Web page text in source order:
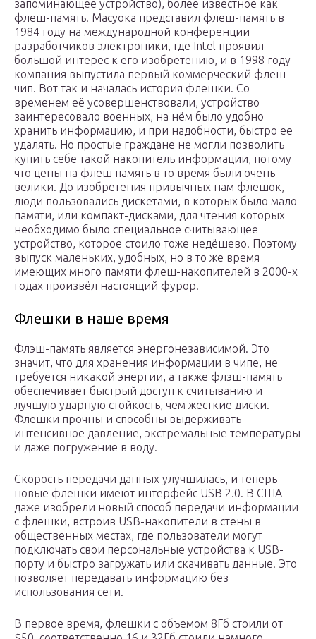
запоминающее устройство), более известное как
флеш-память. Масуока представил флеш-память в
1984 году на международной конференции
разработчиков электроники, где Intel проявил
большой интерес к его изобретению, и в 1998 году
компания выпустила первый коммерческий флеш-
чип. Вот так и началась история флешки. Со
временем её усовершенствовали, устройство
заинтересовало военных, на нём было удобно
хранить информацию, и при надобности, быстро ее
удалять. Но простые граждане не могли позволить
купить себе такой накопитель информации, потому
что цены на флеш память в то время были очень
велики. До изобретения привычных нам флешок,
люди пользовались дискетами, в которых было мало
памяти, или компакт-дисками, для чтения которых
необходимо было специальное считывающее
устройство, которое стоило тоже недёшево. Поэтому
выпуск маленьких, удобных, но в то же время
имеющих много памяти флеш-накопителей в 2000-х
годах произвёл настоящий фурор.
Флешки в наше время
Флэш-память является энергонезависимой. Это
значит, что для хранения информации в чипе, не
требуется никакой энергии, а также флэш-память
обеспечивает быстрый доступ к считыванию и
лучшую ударную стойкость, чем жесткие диски.
Флешки прочны и способны выдерживать
интенсивное давление, экстремальные температуры
и даже погружение в воду.
Скорость передачи данных улучшилась, и теперь
новые флешки имеют интерфейс USB 2.0. В США
даже изобрели новый способ передачи информации
с флешки, встроив USB-накопители в стены в
общественных местах, где пользователи могут
подключать свои персональные устройства к USB-
порту и быстро загружать или скачивать данные. Это
позволяет передавать информацию без
использования сети.
В первое время, флешки с объемом 8Гб стоили от